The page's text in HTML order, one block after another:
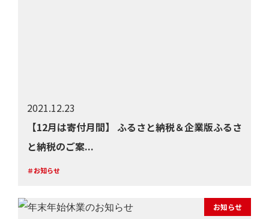
2021.12.23
【12月は寄付月間】 ふるさと納税＆企業版ふるさ
と納税のご案...
＃お知らせ
お知らせ